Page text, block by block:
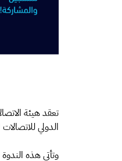
الدولي للاتصالات ITU بعنوان "تمكين الاستخدامات التجارية والمبتكرة للطيف الترددي".